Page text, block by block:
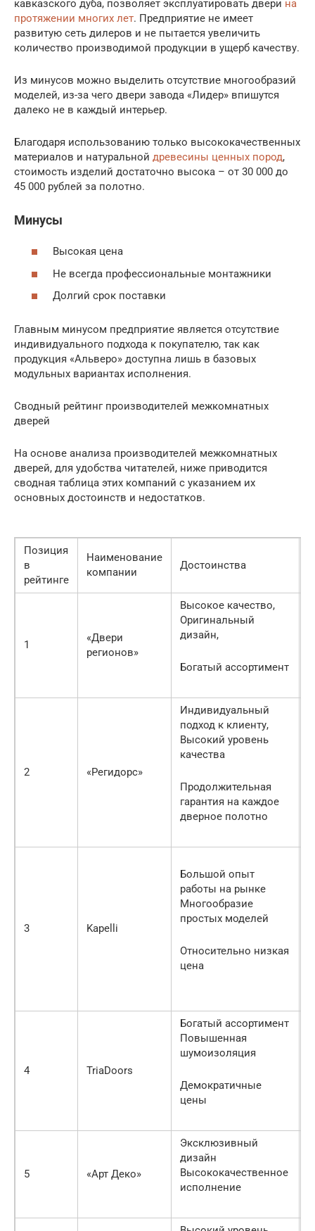
кавказского дуба, позволяет эксплуатировать двери на
протяжении многих лет. Предприятие не имеет
развитую сеть дилеров и не пытается увеличить
количество производимой продукции в ущерб качеству.
Из минусов можно выделить отсутствие многообразий
моделей, из-за чего двери завода «Лидер» впишутся
далеко не в каждый интерьер.
Благодаря использованию только высококачественных
материалов и натуральной древесины ценных пород,
стоимость изделий достаточно высока – от 30 000 до
45 000 рублей за полотно.
Минусы
Высокая цена
Не всегда профессиональные монтажники
Долгий срок поставки
Главным минусом предприятие является отсутствие
индивидуального подхода к покупателю, так как
продукция «Альверо» доступна лишь в базовых
модульных вариантах исполнения.
Сводный рейтинг производителей межкомнатных
дверей
На основе анализа производителей межкомнатных
дверей, для удобства читателей, ниже приводится
сводная таблица этих компаний с указанием их
основных достоинств и недостатков.
Позиция
в
рейтинге
Наименование
компании
Достоинства
1
«Двери
регионов»
Высокое качество,
Оригинальный
дизайн,
Богатый ассортимент
2 «Регидорс»
Индивидуальный
подход к клиенту,
Высокий уровень
качества
Продолжительная
гарантия на каждое
дверное полотно
3 Kapelli
Большой опыт
работы на рынке
Многообразие
простых моделей
Относительно низкая
цена
4 TriaDoors
Богатый ассортимент
Повышенная
шумоизоляция
Демократичные
цены
5 «Арт Деко»
Эксклюзивный
дизайн
Высококачественное
исполнение